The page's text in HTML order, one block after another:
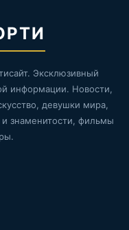
Эксклюзивный
информации. Новости,
девушки мира,
знаменитости, фильмы